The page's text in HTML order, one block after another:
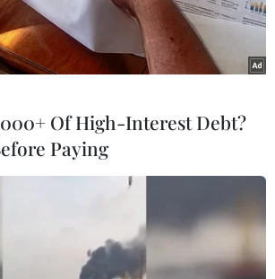
họa. (Nguồn: Shutterstock)
Of High-Interest Debt?
Paying